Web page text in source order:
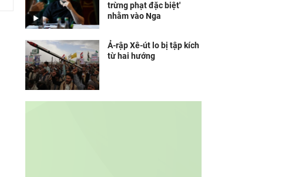
trừng phạt đặc biệt'
nhằm vào Nga
Ả-rập Xê-út lo bị tập kích
từ hai hướng